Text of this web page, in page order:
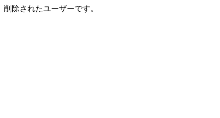
削除されたユーザーです。